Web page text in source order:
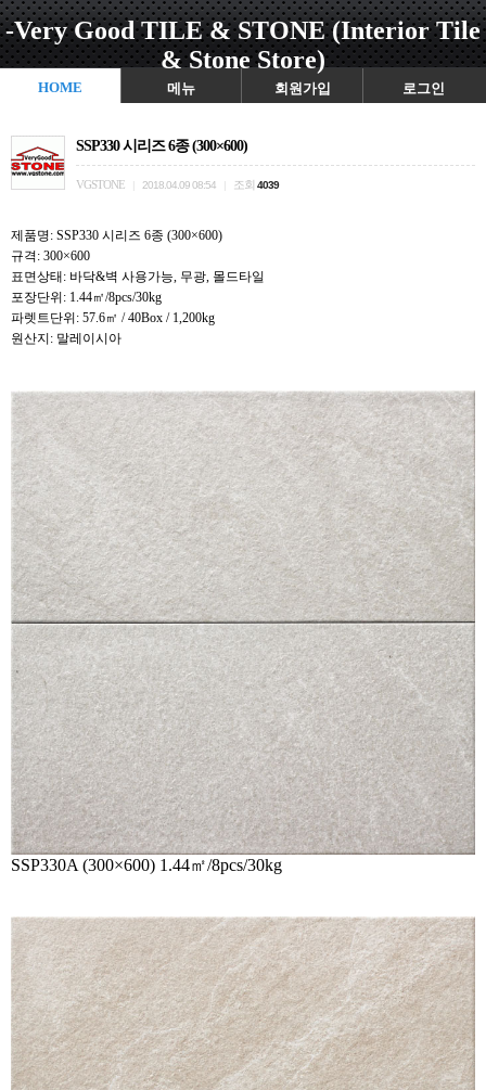
-Very Good TILE & STONE (Interior Tile
& Stone Store)
HOME 메뉴 회원가입 로그인
SSP330 시리즈 6종 (300×600)
VGSTONE 2018.04.09 08:54 조회 4039
제품명: SSP330 시리즈 6종 (300×600)
규격: 300×600
표면상태: 바닥&벽 사용가능, 무광, 몰드타일
포장단위: 1.44㎡/8pcs/30kg
파렛트단위: 57.6㎡ / 40Box / 1,200kg
원산지: 말레이시아
SSP330A (300×600) 1.44㎡/8pcs/30kg